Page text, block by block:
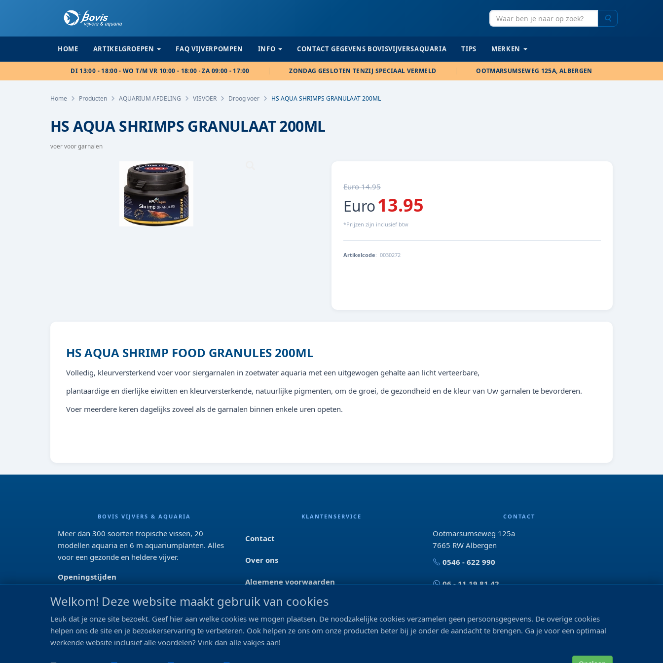
HOME ARTIKELGROEPEN FAQ VIJVERPOMPEN INFO CONTACT GEGEVENS BOVISVIJVERSAQUARIA TIPS MERKEN
DI 13:00 - 18:00 - WO T/M VR 10:00 - 18:00 · ZA 09:00 - 17:00 ZONDAG GESLOTEN TENZIJ SPECIAAL VERMELD OOTMARSUMSEWEG 125A, ALBERGEN
Home Producten AQUARIUM AFDELING VISVOER Droog voer HS AQUA SHRIMPS GRANULAAT 200ML
HS AQUA SHRIMPS GRANULAAT 200ML
voer voor garnalen
Euro 14.95
Euro13.95
*Prijzen zijn inclusief btw
Artikelcode: 0030272
HS AQUA SHRIMP FOOD GRANULES 200ML
Volledig, kleurversterkend voer voor siergarnalen in zoetwater aquaria met een uitgewogen gehalte aan licht verteerbare,
plantaardige en dierlijke eiwitten en kleurversterkende, natuurlijke pigmenten, om de groei, de gezondheid en de kleur van Uw garnalen te bevorderen.
Voer meerdere keren dagelijks zoveel als de garnalen binnen enkele uren opeten.
BOVIS VIJVERS & AQUARIA
Meer dan 300 soorten tropische vissen, 20
modellen aquaria en 6 m aquariumplanten. Alles
voor een gezonde en heldere vijver.
Openingstijden
Za: 09:00 - 17:00
REVIEWS
KLANTENSERVICE
Contact
Over ons
Algemene voorwaarden
Privacyverklaring
Blog & tips
Merken
CONTACT
Ootmarsumseweg 125a
7665 RW Albergen
0546 - 622 990
06 - 11 19 81 42
VOLG ONS
Welkom! Deze website maakt gebruik van cookies
Leuk dat je onze site bezoekt. Geef hier aan welke cookies we mogen plaatsen. De noodzakelijke cookies verzamelen geen persoonsgegevens. De overige cookies
helpen ons de site en je bezoekerservaring te verbeteren. Ook helpen ze ons om onze producten beter bij je onder de aandacht te brengen. Ga je voor een optimaal
werkende website inclusief alle voordelen? Vink dan alle vakjes aan!